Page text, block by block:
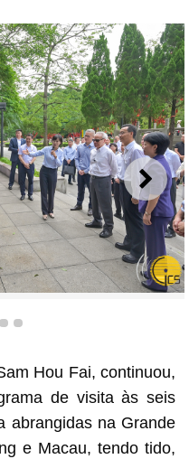
cidade Zhaoqing.
5 6
Hou Fai, continuou,
de visita às seis
abrangidas na Grande
e Macau, tendo tido,